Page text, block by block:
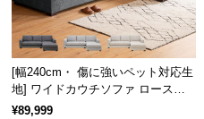
て
搬
入
経
[幅240cm・ 傷に強いペット対応生
地] ワイドカウチソファ ロースタ
イル
¥89,999